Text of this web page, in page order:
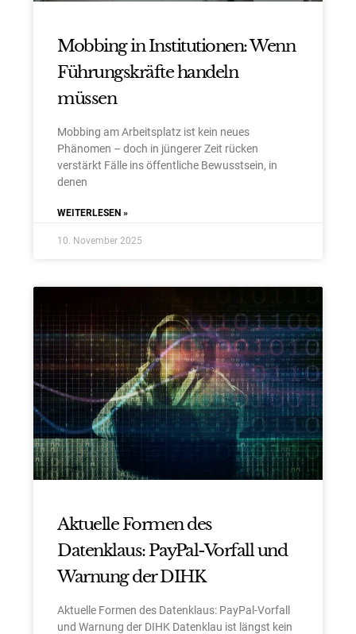
Mobbing in Institutionen: Wenn
Führungskräfte handeln
müssen
Mobbing am Arbeitsplatz ist kein neues
Phänomen – doch in jüngerer Zeit rücken
verstärkt Fälle ins öffentliche Bewusstsein, in
denen
WEITERLESEN »
10. November 2025
Aktuelle Formen des
Datenklaus: PayPal-Vorfall und
Warnung der DIHK
Aktuelle Formen des Datenklaus: PayPal-Vorfall
und Warnung der DIHK Datenklau ist längst kein